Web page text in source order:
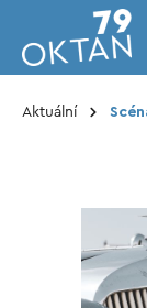
Aktuální